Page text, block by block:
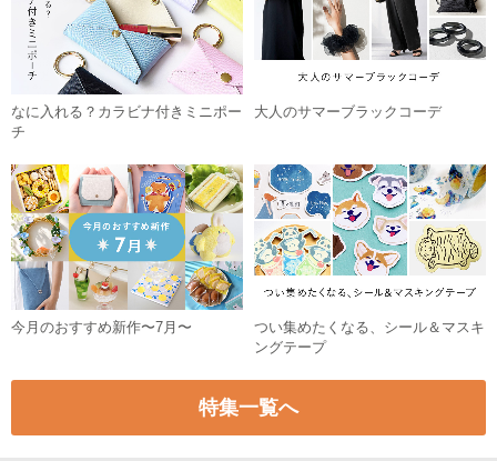
なに入れる？カラビナ付きミニポー
チ
大人のサマーブラックコーデ
今月のおすすめ新作〜7月〜
つい集めたくなる、シール＆マスキ
ングテープ
特集一覧へ